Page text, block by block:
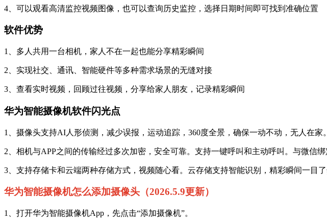
4、可以观看高清监控视频图像，也可以查询历史监控，选择日期时间即可找到准确位置
软件优势
1、多人共用一台相机，家人不在一起也能分享精彩瞬间
2、实现社交、通讯、智能硬件等多种需求场景的无缝对接
3、查看实时视频，回顾过往视频，分享给家人朋友，记录精彩瞬间
华为智能摄像机软件闪光点
1、摄像头支持AI人形侦测，减少误报，运动追踪，360度全景，确保一动不动，无人在家
2、相机与APP之间的传输经过多次加密，安全可靠。支持一键呼叫和主动呼叫。与微信
3、支持存储卡和云端两种存储方式，视频随心看。云存储支持智能识别，精彩瞬间一目
华为智能摄像机怎么添加摄像头（2026.5.9更新）
1、打开华为智能摄像机App，先点击“添加摄像机”。